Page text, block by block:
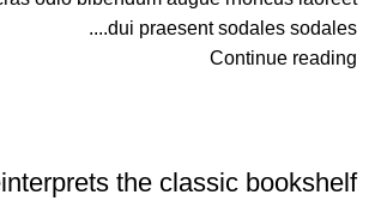
dui praesent sodales sodales....
Continue reading
the classic bookshelf